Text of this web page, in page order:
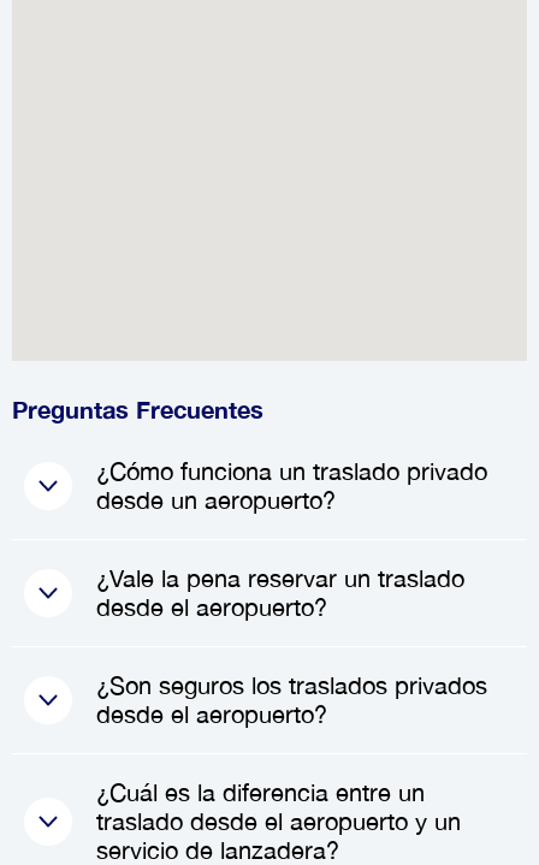
Preguntas Frecuentes
¿Cómo funciona un traslado privado
desde un aeropuerto?
Cuando reservas un traslado
privado, un conductor
sosteniendo un cartel con tu
nombre para que sea fácil
saludarte, te ayudará con tu
equipaje y te acompañará a tu
vehículo privado. Desde allí,
¿Vale la pena reservar un traslado
desde el aeropuerto?
¡Absolutamente! Reservar un
traslado desde el aeropuerto
de viaje en general. Evitarás las
incertidumbres del transporte
¿Son seguros los traslados privados
desde el aeropuerto?
Sí, los traslados privados desde
el aeropuerto son seguros. Las
empresas de traslados emplean
¿Cuál es la diferencia entre un
traslado desde el aeropuerto y un
servicio de lanzadera?